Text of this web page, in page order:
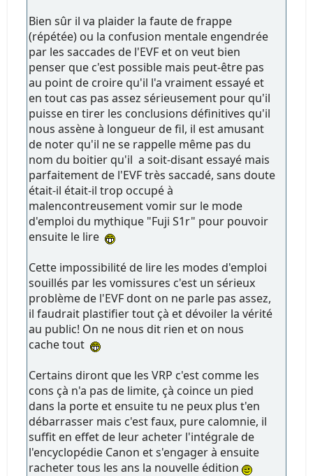
Bien sûr il va plaider la faute de frappe
(répétée) ou la confusion mentale engendrée
par les saccades de l'EVF et on veut bien
penser que c'est possible mais peut-être pas
au point de croire qu'il l'a vraiment essayé et
en tout cas pas assez sérieusement pour qu'il
puisse en tirer les conclusions définitives qu'il
nous assène à longueur de fil, il est amusant
de noter qu'il ne se rappelle même pas du
nom du boitier qu'il a soit-disant essayé mais
parfaitement de l'EVF très saccadé, sans doute
était-il était-il trop occupé à
malencontreusement vomir sur le mode
d'emploi du mythique "Fuji S1r" pour pouvoir
ensuite le lire
Cette impossibilité de lire les modes d'emploi
souillés par les vomissures c'est un sérieux
problème de l'EVF dont on ne parle pas assez,
il faudrait plastifier tout çà et dévoiler la vérité
au public! On ne nous dit rien et on nous
cache tout
Certains diront que les VRP c'est comme les
cons çà n'a pas de limite, çà coince un pied
dans la porte et ensuite tu ne peux plus t'en
débarrasser mais c'est faux, pure calomnie, il
suffit en effet de leur acheter l'intégrale de
l'encyclopédie Canon et s'engager à ensuite
racheter tous les ans la nouvelle édition